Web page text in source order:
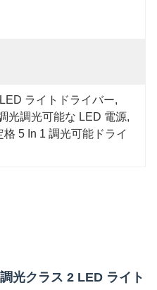
ライトドライバー,
光調光可能な LED 電源,
格 5 In 1 調光可能ドライ
光クラス 2 LED ライト